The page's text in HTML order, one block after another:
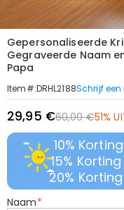
Gepersonaliseerde
Gegraveerde Naam
Papa
Item#:DRHL2188Schrijf een
29,95 €60,00 €51%
10%
15%
20%
Naam*